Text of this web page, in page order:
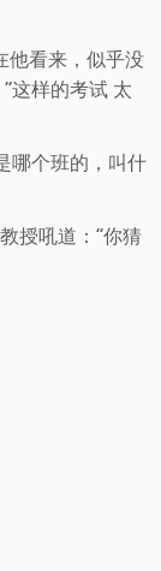
他看来，似乎没
这样的考试 太
哪个班的，叫什
授吼道：“你猜